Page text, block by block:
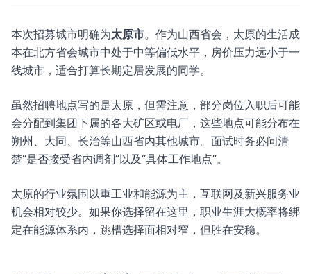
本次招募城市明确为太原市。作为山西省会，太原的生活成
本在北方省会城市中处于中等偏低水平，房价压力远小于一
线城市，适合打算长期定居发展的同学。
虽然招聘地点写的是太原，但需注意，部分岗位入职后可能
会分配到集团下属的各大矿区或电厂，这些地点可能分布在
朔州、大同、长治等山西省内其他城市。面试时务必问清
楚“是否接受省内调剂”以及“具体工作地点”。
太原的行业氛围以重工业和能源为主，互联网及新兴服务业
机会相对较少。如果你选择留在这里，职业生涯大概率将绑
定在能源体系内，跳槽选择面相对窄，但胜在安稳。